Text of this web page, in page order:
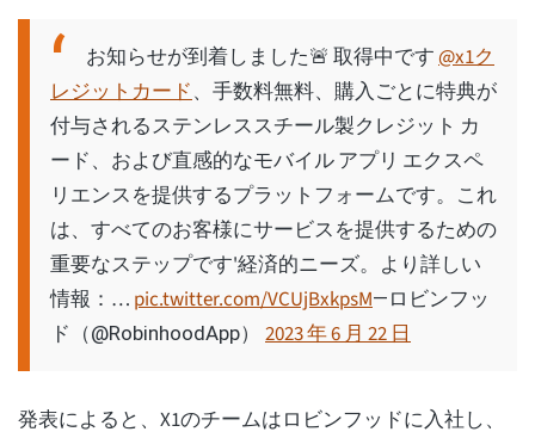
お知らせが到着しました🚨 取得中です@x1ク
レジットカード、手数料無料、購入ごとに特典が
付与されるステンレススチール製クレジット カ
ード、および直感的なモバイル アプリ エクスペ
リエンスを提供するプラットフォームです。これ
は、すべてのお客様にサービスを提供するための
重要なステップです'経済的ニーズ。より詳しい
情報：… pic.twitter.com/VCUjBxkpsM—ロビンフッ
ド（@RobinhoodApp） 2023 年 6 月 22 日
発表によると、X1のチームはロビンフッドに入社し、